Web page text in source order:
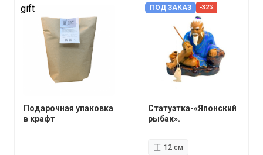
gift
Подарочная упаковка
в крафт
ПОД ЗАКАЗ -32%
Статуэтка-«Японский
рыбак».
12 см